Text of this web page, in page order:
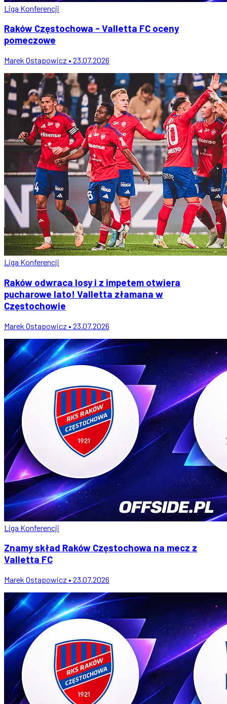
Liga Konferencji
Raków Częstochowa - Valletta FC oceny
pomeczowe
Marek Ostapowicz • 23.07.2026
Liga Konferencji
Raków odwraca losy i z impetem otwiera
pucharowe lato! Valletta złamana w
Częstochowie
Marek Ostapowicz • 23.07.2026
Liga Konferencji
Znamy skład Raków Częstochowa na mecz z
Valletta FC
Marek Ostapowicz • 23.07.2026